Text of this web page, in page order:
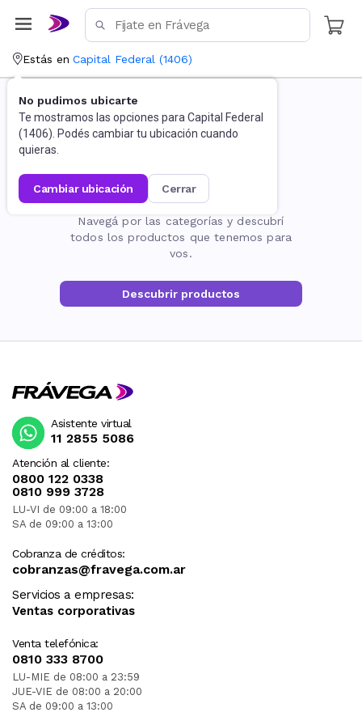
Estás en Capital Federal (1406)
No pudimos ubicarte
Te mostramos las opciones para Capital Federal
(1406). Podés cambiar tu ubicación cuando
quieras.
cambiar ubicación cerrar
La página no existe
Navegá por las categorías y descubrí
todos los productos que tenemos para
vos.
Descubrir productos
Atención al cliente:
0800 122 0338
0810 999 3728
LU-VI de 09:00 a 18:00
SA de 09:00 a 13:00
Cobranza de créditos:
cobranzas@fravega.com.ar
Servicios a empresas:
Ventas corporativas
Venta telefónica:
0810 333 8700
LU-MIE de 08:00 a 23:59
JUE-VIE de 08:00 a 20:00
SA de 09:00 a 13:00
Asistente virtual
11 2855 5086